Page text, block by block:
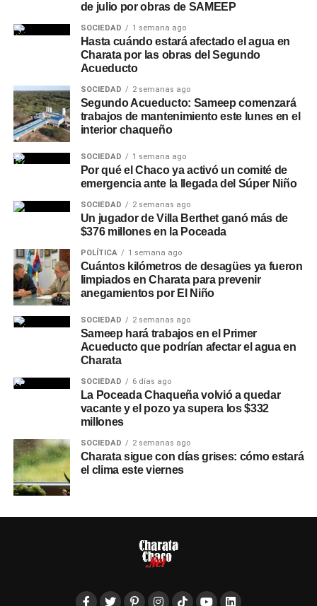
de julio por obras de SAMEEP
SOCIEDAD 1 semana ago
Hasta cuándo estará afectado el agua en
Charata por las obras del Segundo
Acueducto
SOCIEDAD 2 semanas ago
Segundo Acueducto: Sameep comenzará
trabajos de mantenimiento este lunes en el
interior chaqueño
SOCIEDAD 1 semana ago
Por qué el Chaco ya activó un comité de
emergencia ante la llegada del Súper Niño
SOCIEDAD 2 semanas ago
Un jugador de Villa Berthet ganó más de
$376 millones en la Poceada
POLÍTICA 1 semana ago
Cuántos kilómetros de desagües ya fueron
limpiados en Charata para prevenir
anegamientos por El Niño
SOCIEDAD 2 semanas ago
Sameep hará trabajos en el Primer
Acueducto que podrían afectar el agua en
Charata
SOCIEDAD 6 días ago
La Poceada Chaqueña volvió a quedar
vacante y el pozo ya supera los $332
millones
SOCIEDAD 2 semanas ago
Charata sigue con días grises: cómo estará
el clima este viernes